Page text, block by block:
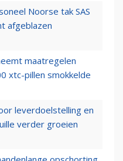
Noorse tak SAS
afgeblazen
maatregelen
xtc-pillen smokkelde
leverdoelstelling en
verder groeien